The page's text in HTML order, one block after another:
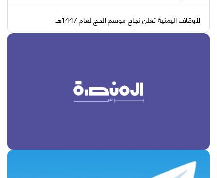
الأوقاف اليمنية تعلن نجاح موسم الحج لعام 1447هـ